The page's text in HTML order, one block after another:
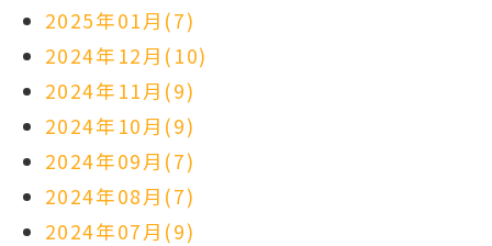
2025年01月(7)
2024年12月(10)
2024年11月(9)
2024年10月(9)
2024年09月(7)
2024年08月(7)
2024年07月(9)